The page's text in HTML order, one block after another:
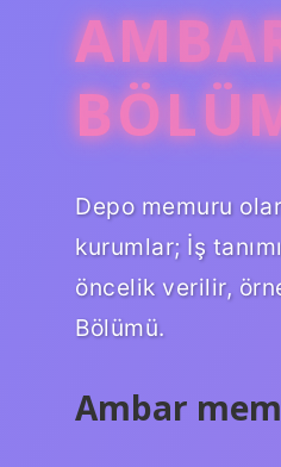
Depo memuru
kurumlar; İş
öncelik verilir,
Bölümü.
Ambar